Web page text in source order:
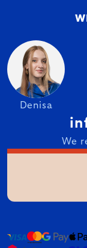
Denisa
We